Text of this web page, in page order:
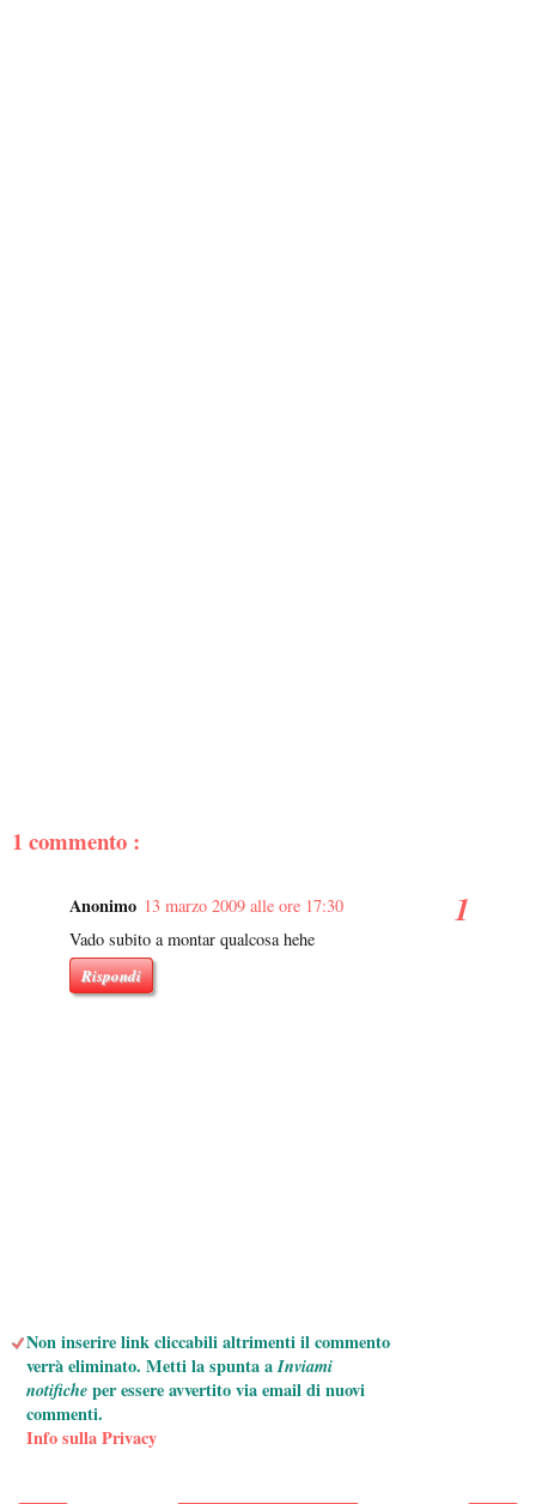
1 commento :
Anonimo 13 marzo 2009 alle ore 17:30
Vado subito a montar qualcosa hehe
Rispondi
Non inserire link cliccabili altrimenti il commento
verrà eliminato. Metti la spunta aInviami
notificheper essere avvertito via email di nuovi
commenti.
Info sulla Privacy